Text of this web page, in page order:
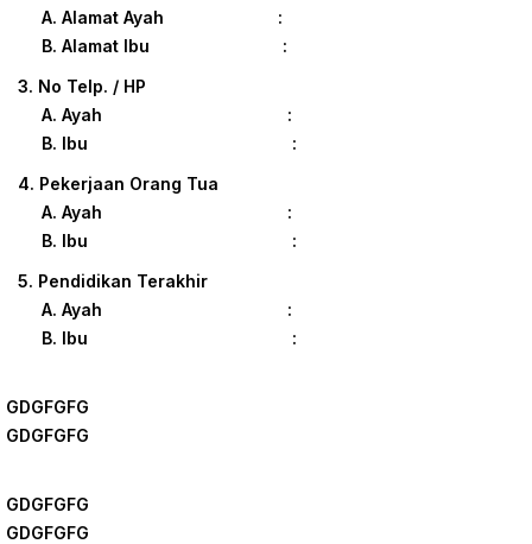
A. Alamat Ayah :
B. Alamat Ibu :
3. No Telp. / HP
A. Ayah :
B. Ibu :
4. Pekerjaan Orang Tua
A. Ayah :
B. Ibu :
5. Pendidikan Terakhir
A. Ayah :
B. Ibu :
GDGFGFG
GDGFGFG
GDGFGFG
GDGFGFG